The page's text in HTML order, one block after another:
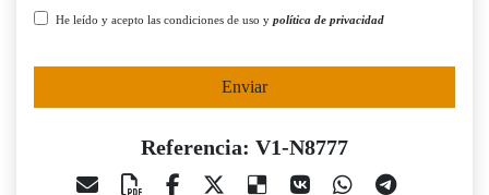
He leído y acepto las condiciones de uso y política de privacidad
Enviar
Referencia: V1-N8777